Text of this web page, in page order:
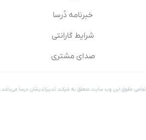
خبرنامه دُرسا
شرایط گارانتی
صدای مشتری
تمامی حقوق این وب سایت متعلق به شرکت تدبیراندیشان درسا می‌باشد.